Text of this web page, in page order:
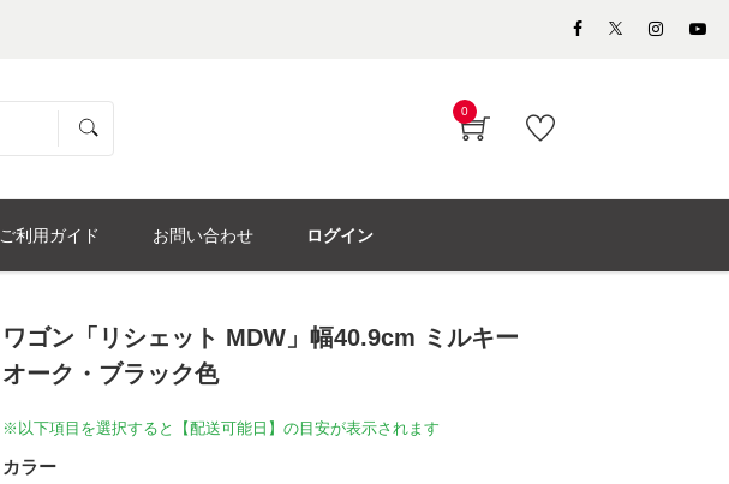
0
ご利用ガイド お問い合わせ ログイン
ワゴン「リシェット MDW」幅40.9cm ミルキー
オーク・ブラック色
※以下項目を選択すると【配送可能日】の目安が表示されます
カラー